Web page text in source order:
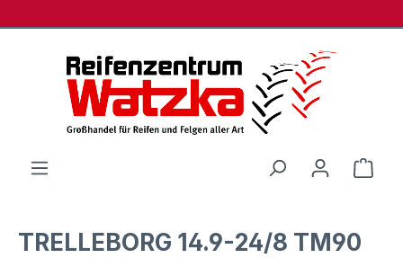
TRELLEBORG 14.9-24/8 TM90